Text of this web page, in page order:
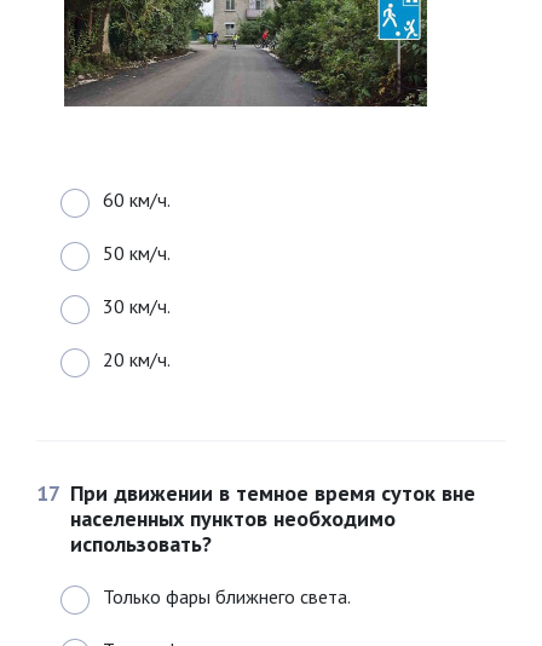
60 км/ч.
50 км/ч.
30 км/ч.
20 км/ч.
17 При движении в темное время суток вне
населенных пунктов необходимо
использовать?
Только фары ближнего света.